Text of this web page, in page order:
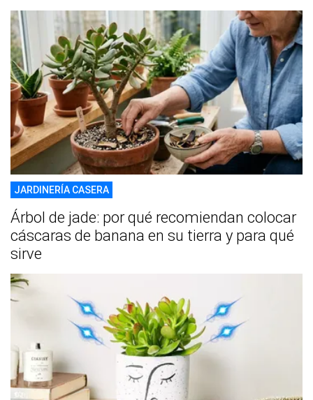
JARDINERÍA CASERA
Árbol de jade: por qué recomiendan colocar
cáscaras de banana en su tierra y para qué
sirve